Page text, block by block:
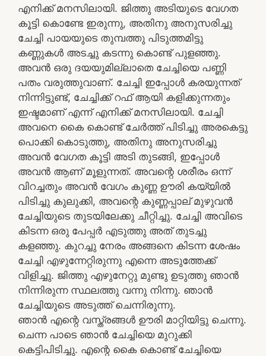
എനിക്ക് മനസിലായി. ജിത്തു അടിയുടെ വേഗത
കൂട്ടി കൊണ്ടേ ഇരുന്നു, അതിനു അനുസരിച്ചു
ചേച്ചി പായയുടെ തുമ്പത്തു പിടുത്തമിട്ടു
കണ്ണുകൾ അടച്ചു കടന്നു കൊണ്ട് പുളഞ്ഞു.
അവൻ ഒരു ദയയുമില്ലാതെ ചേച്ചിയെ പണ്ണി
പതം വരുത്തുവാണ്‌. ചേച്ചി ഇപ്പോൾ കരയുന്നത്
നിന്നിട്ടുണ്ട്, ചേച്ചിക്ക് റഫ് ആയി കളിക്കുന്നതും
ഇഷ്ടമാണ് എന്ന് എനിക്ക് മനസിലായി. ചേച്ചി
അവനെ കൈ കൊണ്ട് ചേർത്ത് പിടിച്ചു അരകെട്ടു
പൊക്കി കൊടുത്തു, അതിനു അനുസരിച്ചു
അവൻ വേഗത കൂട്ടി അടി തുടങ്ങി, ഇപ്പോൾ
അവൻ ആണ് മൂളുന്നത്. അവന്റെ ശരീരം ഒന്ന്
വിറച്ചതും അവൻ വേഗം കുണ്ണ ഊരി കയ്യിൽ
പിടിച്ചു കുലുക്കി, അവന്റെ കുണ്ണപ്പാല് മുഴുവൻ
ചേച്ചിയുടെ തുടയിലേക്കു ചീറ്റിച്ചു. ചേച്ചി അവിടെ
കിടന്ന ഒരു പേപ്പർ എടുത്തു അത് തുടച്ചു
കളഞ്ഞു. കുറച്ചു നേരം അങ്ങനെ കിടന്ന ശേഷം
ചേച്ചി എഴുന്നേറ്റിരുന്നു എന്നെ അടുത്തേക്ക്
വിളിച്ചു. ജിത്തു എഴുനേറ്റു മുണ്ടു ഉടുത്തു ഞാൻ
നിന്നിരുന്ന സ്ഥലത്തു വന്നു നിന്നു. ഞാൻ
ചേച്ചിയുടെ അടുത്ത് ചെന്നിരുന്നു.
ഞാൻ എന്റെ വസ്ത്രങ്ങൾ ഊരി മാറ്റിയിട്ടു ചെന്നു.
ചെന്ന പാടെ ഞാൻ ചേച്ചിയെ മുറുക്കി
കെട്ടിപിടിച്ചു. എന്റെ കൈ കൊണ്ട് ചേച്ചിയെ